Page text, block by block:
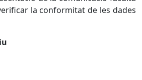
la conformitat de les dades